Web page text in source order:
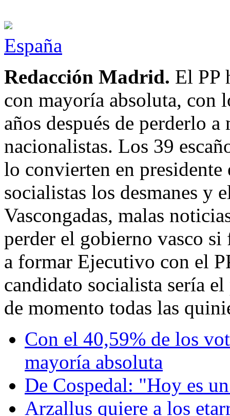
España
Redacción Madrid. El PP
con mayoría absoluta, con
años después de perderlo
nacionalistas. Los 39
lo convierten en presidente
socialistas los desmanes y
Vascongadas, malas
perder el gobierno vasco
a formar Ejecutivo con el
candidato socialista sería
de momento todas las
Con el 40,59% de los
mayoría absoluta
De Cospedal: "Hoy es
Arzallus quiere a los